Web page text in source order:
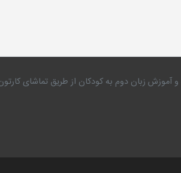
آموزش زبان دوم به کودکان از طریق تماشای